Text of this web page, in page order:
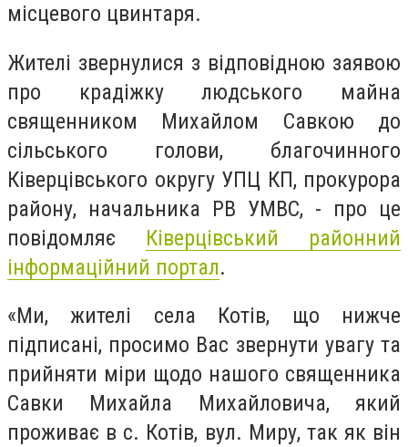
місцевого цвинтаря.
Жителі звернулися з відповідною заявою
про крадіжку людського майна
священником Михайлом Савкою до
сільського голови, благочинного
Ківерцівського округу УПЦ КП, прокурора
району, начальника РВ УМВС, - про це
повідомляє Ківерцівський районний
інформаційний портал.
«Ми, жителі села Котів, що нижче
підписані, просимо Вас звернути увагу та
прийняти міри щодо нашого священника
Савки Михайла Михайловича, який
проживає в с. Котів, вул. Миру, так як він